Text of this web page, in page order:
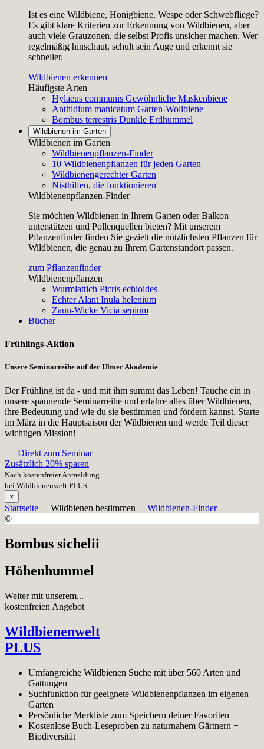
Ist es eine Wildbiene, Honigbiene, Wespe oder Schwebfliege?
Es gibt klare Kriterien zur Erkennung von Wildbienen, aber
auch viele Grauzonen, die selbst Profis unsicher machen. Wer
regelmäßig hinschaut, schult sein Auge und erkennt sie
schneller.
Wildbienen erkennen
Häufigste Arten
Hylaeus communis Gewöhnliche Maskenbiene
Anthidium manicatum Garten-Wollbiene
Bombus terrestris Dunkle Erdhummel
Wildbienen im Garten
Wildbienen im Garten
Wildbienenpflanzen-Finder
10 Wildbienenpflanzen für jeden Garten
Wildbienengerechter Garten
Nisthilfen, die funktionieren
Wildbienenpflanzen-Finder
Sie möchten Wildbienen in Ihrem Garten oder Balkon
unterstützen und Pollenquellen bieten? Mit unserem
Pflanzenfinder finden Sie gezielt die nützlichsten Pflanzen für
Wildbienen, die genau zu Ihrem Gartenstandort passen.
zum Pflanzenfinder
Wildbienenpflanzen
Wurmlattich Picris echioides
Echter Alant Inula helenium
Zaun-Wicke Vicia sepium
Bücher
Frühlings-Aktion
Unsere Seminarreihe auf der Ulmer Akademie
Der Frühling ist da - und mit ihm summt das Leben! Tauche ein in
unsere spannende Seminarreihe und erfahre alles über Wildbienen,
ihre Bedeutung und wie du sie bestimmen und fördern kannst. Starte
im März in die Hauptsaison der Wildbienen und werde Teil dieser
wichtigen Mission!
Direkt zum Seminar
Zusätzlich 20% sparen
Nach kostenfreier Anmeldung
bei Wildbienenwelt PLUS
×
Startseite Wildbienen bestimmen
Wildbienen-Finder
©
Bombus sichelii
Höhenhummel
Weiter mit unserem...
kostenfreien Angebot
Wildbienenwelt
PLUS
Umfangreiche Wildbienen Suche mit über 560 Arten und
Gattungen
Suchfunktion für geeignete Wildbienenpflanzen im eigenen
Garten
Persönliche Merkliste zum Speichern deiner Favoriten
Kostenlose Buch-Leseproben zu naturnahem Gärtnern +
Biodiversität